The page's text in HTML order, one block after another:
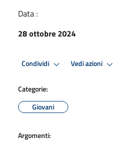
Data :
28 ottobre 2024
Condividi Vedi azioni
Categorie:
Giovani
Argomenti: